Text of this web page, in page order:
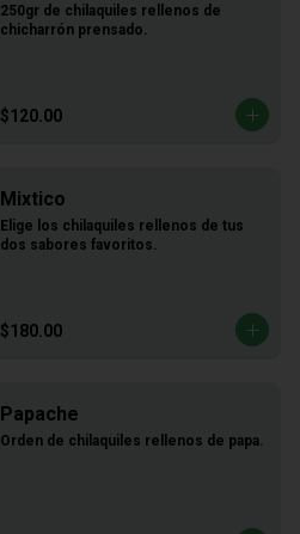
250gr de chilaquiles rellenos de
chicharrón prensado.
$120.00
Mixtico
Elige los chilaquiles rellenos de tus
dos sabores favoritos.
$180.00
Papache
Orden de chilaquiles rellenos de papa.